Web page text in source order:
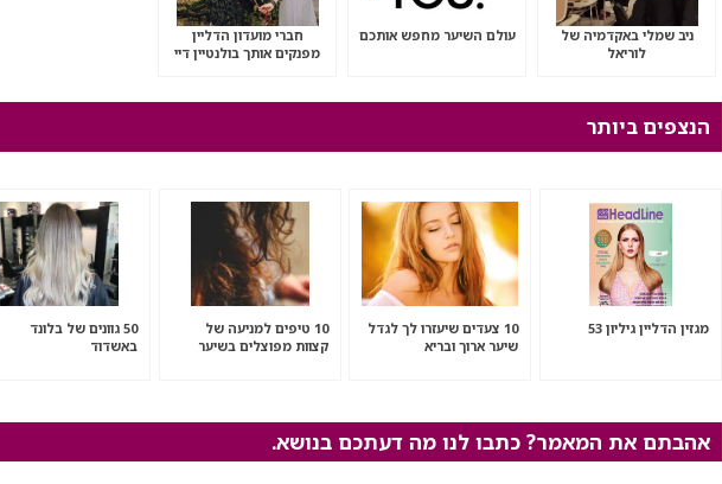
ניב שמלי באקדמיה של
לוריאל
עולם השיער מחפש אותכם
חברי מועדון הדליין
מפנקים אותך בולנטיין דיי
הנצפים ביותר
מגזין הדליין גיליון 53
10 צעדים שיעזרו לך לגדל
שיער ארוך ובריא
10 טיפים למניעה של
קצוות מפוצלים בשיער
50 גוונים של בלונד
באשדוד
אהבתם את המאמר? כתבו לנו מה דעתכם בנושא.